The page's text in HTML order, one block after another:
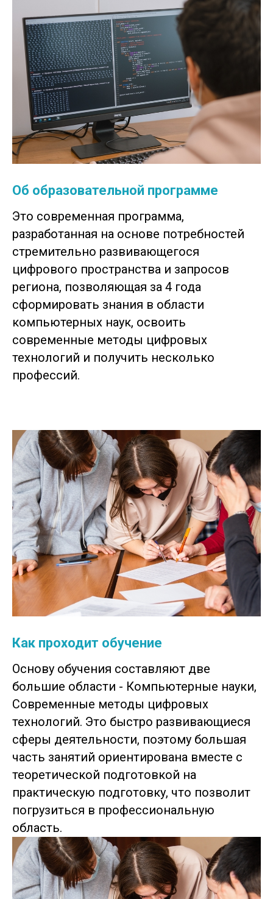
Об образовательной программе
Это современная программа,
разработанная на основе потребностей
стремительно развивающегося
цифрового пространства и запросов
региона, позволяющая за 4 года
сформировать знания в области
компьютерных наук, освоить
современные методы цифровых
технологий и получить несколько
профессий.
Как проходит обучение
Основу обучения составляют две
большие области - Компьютерные науки,
Современные методы цифровых
технологий. Это быстро развивающиеся
сферы деятельности, поэтому большая
часть занятий ориентирована вместе с
теоретической подготовкой на
практическую подготовку, что позволит
погрузиться в профессиональную
область.